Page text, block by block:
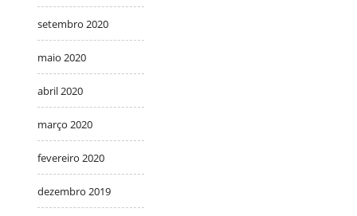
setembro 2020
maio 2020
abril 2020
março 2020
fevereiro 2020
dezembro 2019